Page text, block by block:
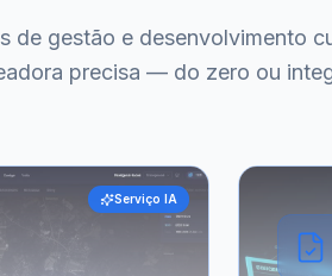
de gestão e desenvolvimento
precisa — do zero ou
Serviço IA